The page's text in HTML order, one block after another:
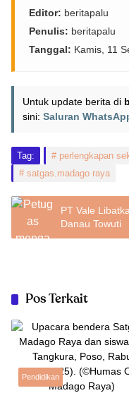
Editor: beritapalu
Penulis: beritapalu
Tanggal: Kamis, 11
Untuk update berita di
sini: Saluran
Tag: perlengkapan
satgas.madago raya
PT Vale
Danau Towuti
Pos Terkait
Pendidikan